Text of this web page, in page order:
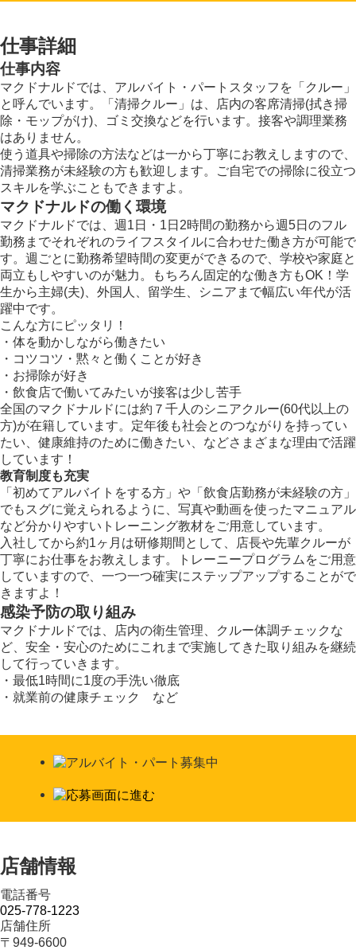
仕事詳細
仕事内容
マクドナルドでは、アルバイト・パートスタッフを「クルー」
と呼んでいます。「清掃クルー」は、店内の客席清掃(拭き掃
除・モップがけ)、ゴミ交換などを行います。接客や調理業務
はありません。
使う道具や掃除の方法などは一から丁寧にお教えしますので、
清掃業務が未経験の方も歓迎します。ご自宅での掃除に役立つ
スキルを学ぶこともできますよ。
マクドナルドの働く環境
マクドナルドでは、週1日・1日2時間の勤務から週5日のフル
勤務までそれぞれのライフスタイルに合わせた働き方が可能で
す。週ごとに勤務希望時間の変更ができるので、学校や家庭と
両立もしやすいのが魅力。もちろん固定的な働き方もOK！学
生から主婦(夫)、外国人、留学生、シニアまで幅広い年代が活
躍中です。
こんな方にピッタリ！
・体を動かしながら働きたい
・コツコツ・黙々と働くことが好き
・お掃除が好き
・飲食店で働いてみたいが接客は少し苦手
全国のマクドナルドには約７千人のシニアクルー(60代以上の
方)が在籍しています。定年後も社会とのつながりを持ってい
たい、健康維持のために働きたい、などさまざまな理由で活躍
しています！
教育制度も充実
「初めてアルバイトをする方」や「飲食店勤務が未経験の方」
でもスグに覚えられるように、写真や動画を使ったマニュアル
など分かりやすいトレーニング教材をご用意しています。
入社してから約1ヶ月は研修期間として、店長や先輩クルーが
丁寧にお仕事をお教えします。トレーニープログラムをご用意
していますので、一つ一つ確実にステップアップすることがで
きますよ！
感染予防の取り組み
マクドナルドでは、店内の衛生管理、クルー体調チェックな
ど、安全・安心のためにこれまで実施してきた取り組みを継続
して行っていきます。
・最低1時間に1度の手洗い徹底
・就業前の健康チェック など
店舗情報
電話番号
025-778-1223
店舗住所
〒949-6600